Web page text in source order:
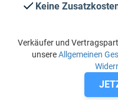
Keine
Verkäufer und
unsereAllgemeinen